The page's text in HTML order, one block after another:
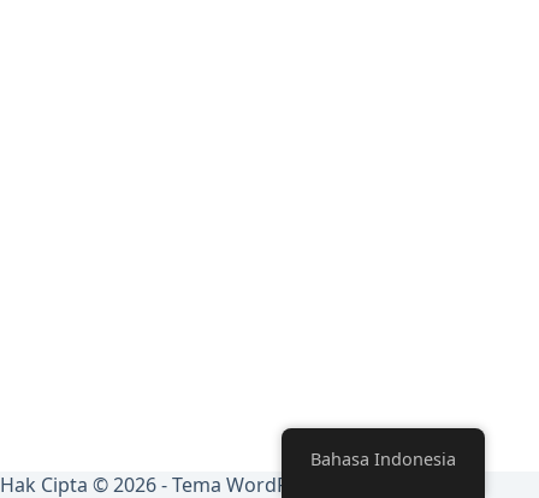
Hak Cipta © 2026 - Tema WordPress oleh
Bahasa Indonesia